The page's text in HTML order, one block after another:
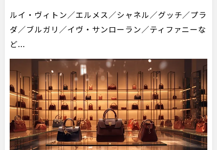
ルイ・ヴィトン／エルメス／シャネル／グッチ／プラ
ダ／ブルガリ／イヴ・サンローラン／ティファニーな
ど...